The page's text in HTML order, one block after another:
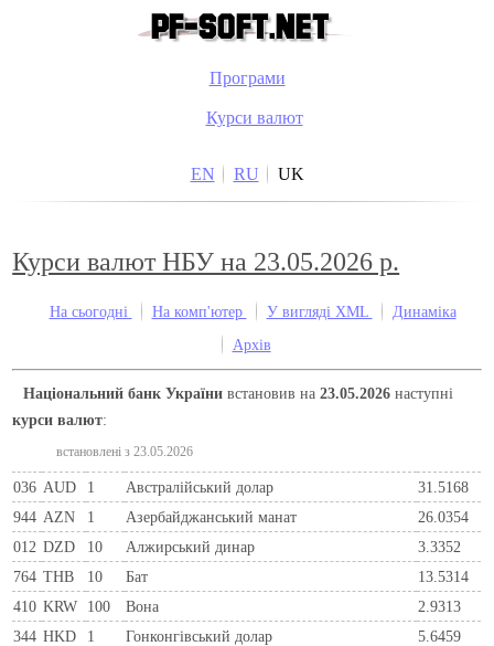
Програми
Курси валют
EN RU UK
Курси валют НБУ на 23.05.2026 р.
На сьогодні На комп'ютер У вигляді XML
Динаміка
Архів
Національний банк України встановив на23.05.2026 наступні
курси валют:
встановлені з 23.05.2026
036 AUD 1 Австралійський долар
31.5168
944 AZN 1 Азербайджанський манат
26.0354
012 DZD 10 Алжирський динар
3.3352
764 THB 10 Бат
13.5314
410 KRW 100 Вона
2.9313
344 HKD 1 Гонконгівський долар
5.6459